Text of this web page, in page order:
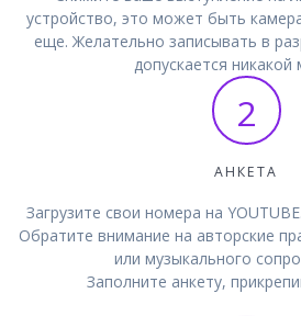
устройство, это может быть
еще. Желательно записывать в
допускается
2
АНКЕТА
Загрузите свои номера на
Обратите внимание на авторские
или музыкального
Заполните анкету,